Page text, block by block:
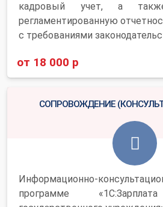
кадровый учет, а
регламентированную
с требованиями
от 18 000 р
СОПРОВОЖДЕНИЕ
Информационно-
программе